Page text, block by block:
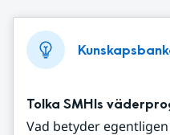
Tolka SMHIs
Vad betyder